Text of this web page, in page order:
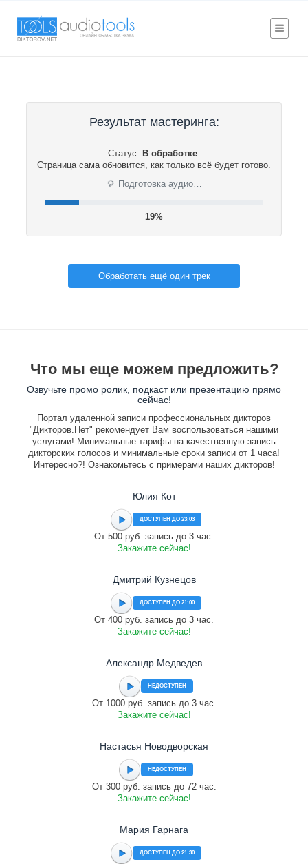
Результат мастеринга:
Статус: В обработке.
Страница сама обновится, как только всё будет готово.
⟳ Подготовка аудио…
20%
Обработать ещё один трек
Что мы еще можем предложить?
Озвучьте промо ролик, подкаст или презентацию прямо
сейчас!
Портал удаленной записи профессиональных дикторов
"Дикторов.Нет" рекомендует Вам воспользоваться нашими
услугами! Минимальные тарифы на качественную запись
дикторских голосов и минимальные сроки записи от 1 часа!
Интересно?! Ознакомьтесь с примерами наших дикторов!
Юлия Кот
ДОСТУПЕН ДО 23:03
От 500 руб. запись до 3 час.
Закажите сейчас!
Дмитрий Кузнецов
ДОСТУПЕН ДО 21:00
От 400 руб. запись до 3 час.
Закажите сейчас!
Александр Медведев
НЕДОСТУПЕН
От 1000 руб. запись до 3 час.
Закажите сейчас!
Настасья Новодворская
НЕДОСТУПЕН
От 300 руб. запись до 72 час.
Закажите сейчас!
Мария Гарнага
ДОСТУПЕН ДО 21:30